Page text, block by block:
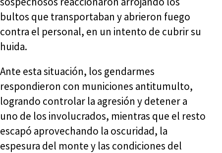
bultos que transportaban y abrieron fuego
contra el personal, en un intento de cubrir su
huida.
Ante esta situación, los gendarmes
respondieron con municiones antitumulto,
logrando controlar la agresión y detener a
uno de los involucrados, mientras que el resto
escapó aprovechando la oscuridad, la
espesura del monte y las condiciones del